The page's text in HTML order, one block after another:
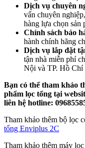
Dịch vụ chuyên
vấn chuyên
hàng lựa chọn sản
Chính sách bảo
hành chính hãng
Dịch vụ lắp đặt
tận nhà miễn phí
Nội và TP. Hồ Chí
Bạn có thể tham khảo
phẩm lọc tổng tại
liên hệ hotline:
Tham khảo thêm bộ lọc
tổng Enviplus 2C
Tham khảo thêm máy